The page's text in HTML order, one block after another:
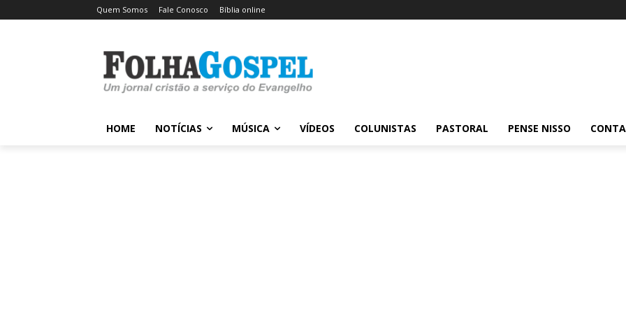
Quem Somos Fale Conosco Bíblia online
HOME NOTÍCIAS MÚSICA VÍDEOS COLUNISTAS PASTORAL PENSE NISSO